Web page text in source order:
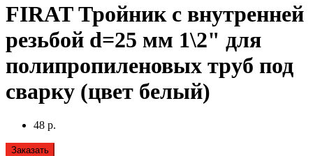
FIRAT Тройник с внутренней
резьбой d=25 мм 1\2" для
полипропиленовых труб под
сварку (цвет белый)
48 р.
Заказать